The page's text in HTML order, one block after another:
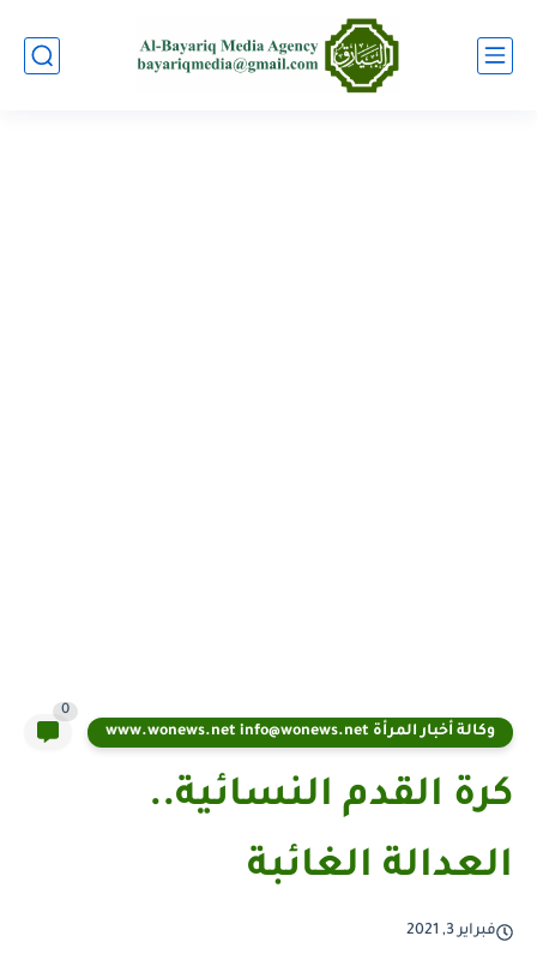
وكالة أخبار المرأة www.wonews.net info@wonews.net
0
كرة القدم النسائية..
العدالة الغائبة
فبراير 3, 2021